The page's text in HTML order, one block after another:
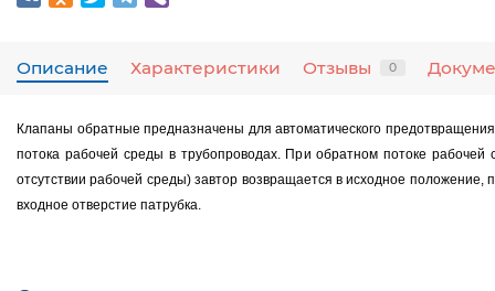
Описание Характеристики Отзывы 0
Клапаны обратные предназначены для автоматического
потока рабочей среды в трубопроводах. При обратном потоке рабочей
отсутствии рабочей среды) завтор возвращается в исходное положение,
входное отверстие патрубка.